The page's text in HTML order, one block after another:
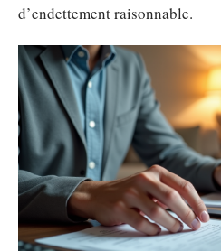
d’endettement raisonnable.